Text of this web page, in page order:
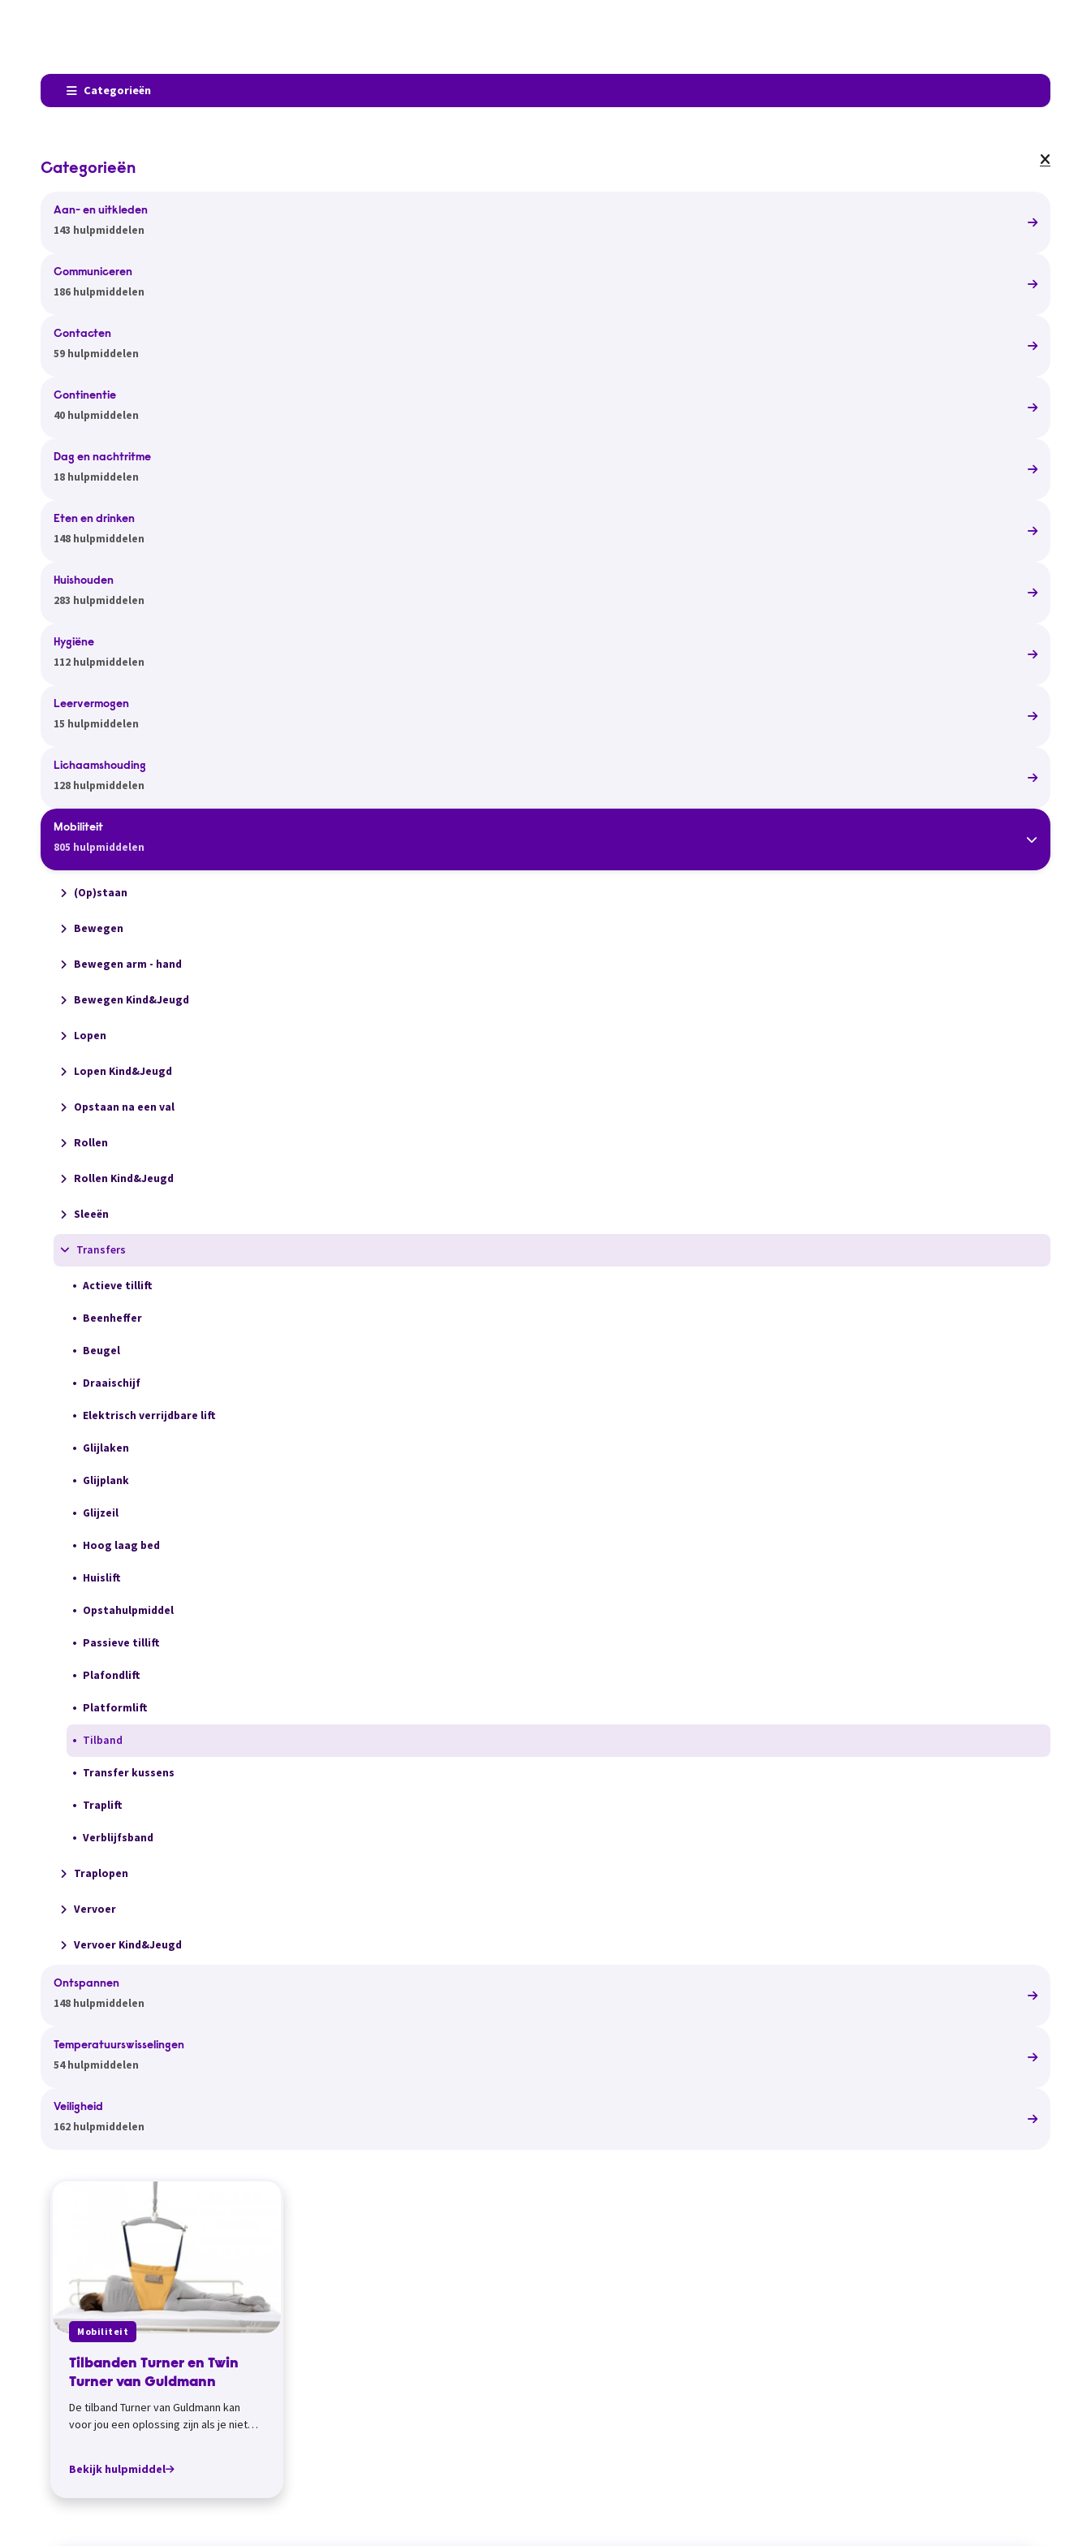
Categorieën
Categorieën
Aan- en uitkleden
143 hulpmiddelen
Communiceren
186 hulpmiddelen
Contacten
59 hulpmiddelen
Continentie
40 hulpmiddelen
Dag en nachtritme
18 hulpmiddelen
Eten en drinken
148 hulpmiddelen
Huishouden
283 hulpmiddelen
Hygiëne
112 hulpmiddelen
Leervermogen
15 hulpmiddelen
Lichaamshouding
128 hulpmiddelen
Mobiliteit
805 hulpmiddelen
(Op)staan
Bewegen
Bewegen arm - hand
Bewegen Kind&Jeugd
Lopen
Lopen Kind&Jeugd
Opstaan na een val
Rollen
Rollen Kind&Jeugd
Sleeën
Transfers
Actieve tillift
Beenheffer
Beugel
Draaischijf
Elektrisch verrijdbare lift
Glijlaken
Glijplank
Glijzeil
Hoog laag bed
Huislift
Opstahulpmiddel
Passieve tillift
Plafondlift
Platformlift
Tilband
Transfer kussens
Traplift
Verblijfsband
Traplopen
Vervoer
Vervoer Kind&Jeugd
Ontspannen
148 hulpmiddelen
Temperatuurswisselingen
54 hulpmiddelen
Veiligheid
162 hulpmiddelen
Mobiliteit
Tilbanden Turner en Twin
Turner van Guldmann
De tilband Turner van Guldmann kan
voor jou een oplossing zijn als je niet
Bekijk hulpmiddel